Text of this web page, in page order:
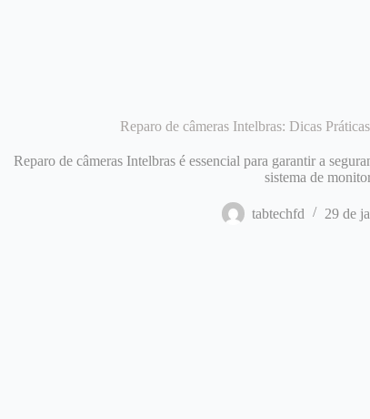
Reparo de câmeras Intelbras: Dicas
Reparo de câmeras Intelbras é essencial para garantir a
sistema de
tabtechfd 29 de